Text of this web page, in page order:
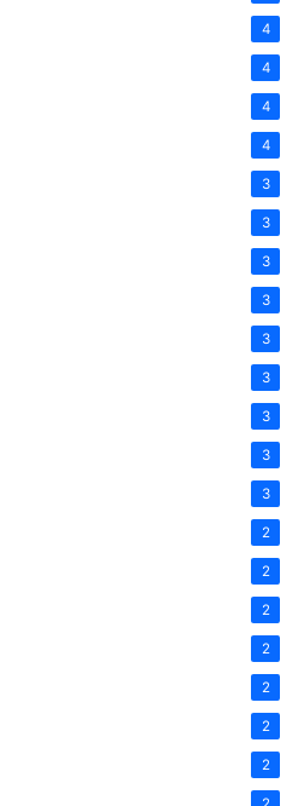
4
4
4
4
3
3
3
3
3
3
3
3
3
2
2
2
2
2
2
2